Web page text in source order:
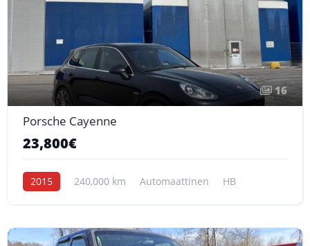
16
Porsche Cayenne
23,800€
2015 240,000 km Automaattinen HB